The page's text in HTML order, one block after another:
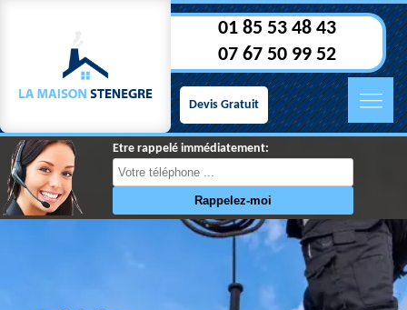
01 85 53 48 43
07 67 50 99 52
Devis Gratuit
Etre rappelé immédiatement: